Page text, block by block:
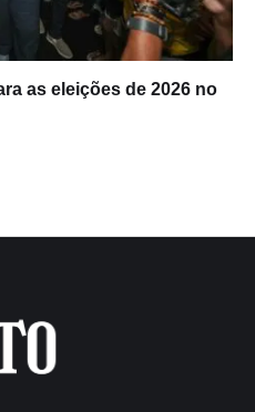
as eleições de 2026 no